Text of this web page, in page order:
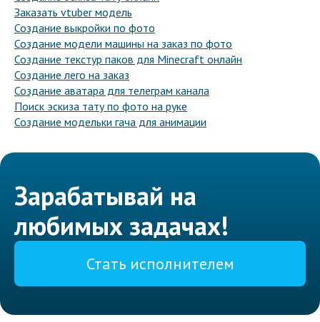
Заказать vtuber модель
Создание выкройки по фото
Создание модели машины на заказ по фото
Создание текстур паков для Minecraft онлайн
Создание лего на заказ
Создание аватара для телеграм канала
Поиск эскиза тату по фото на руке
Создание модельки гача для анимации
Зарабатывай на
любимых задачах!
Стать исполнителем